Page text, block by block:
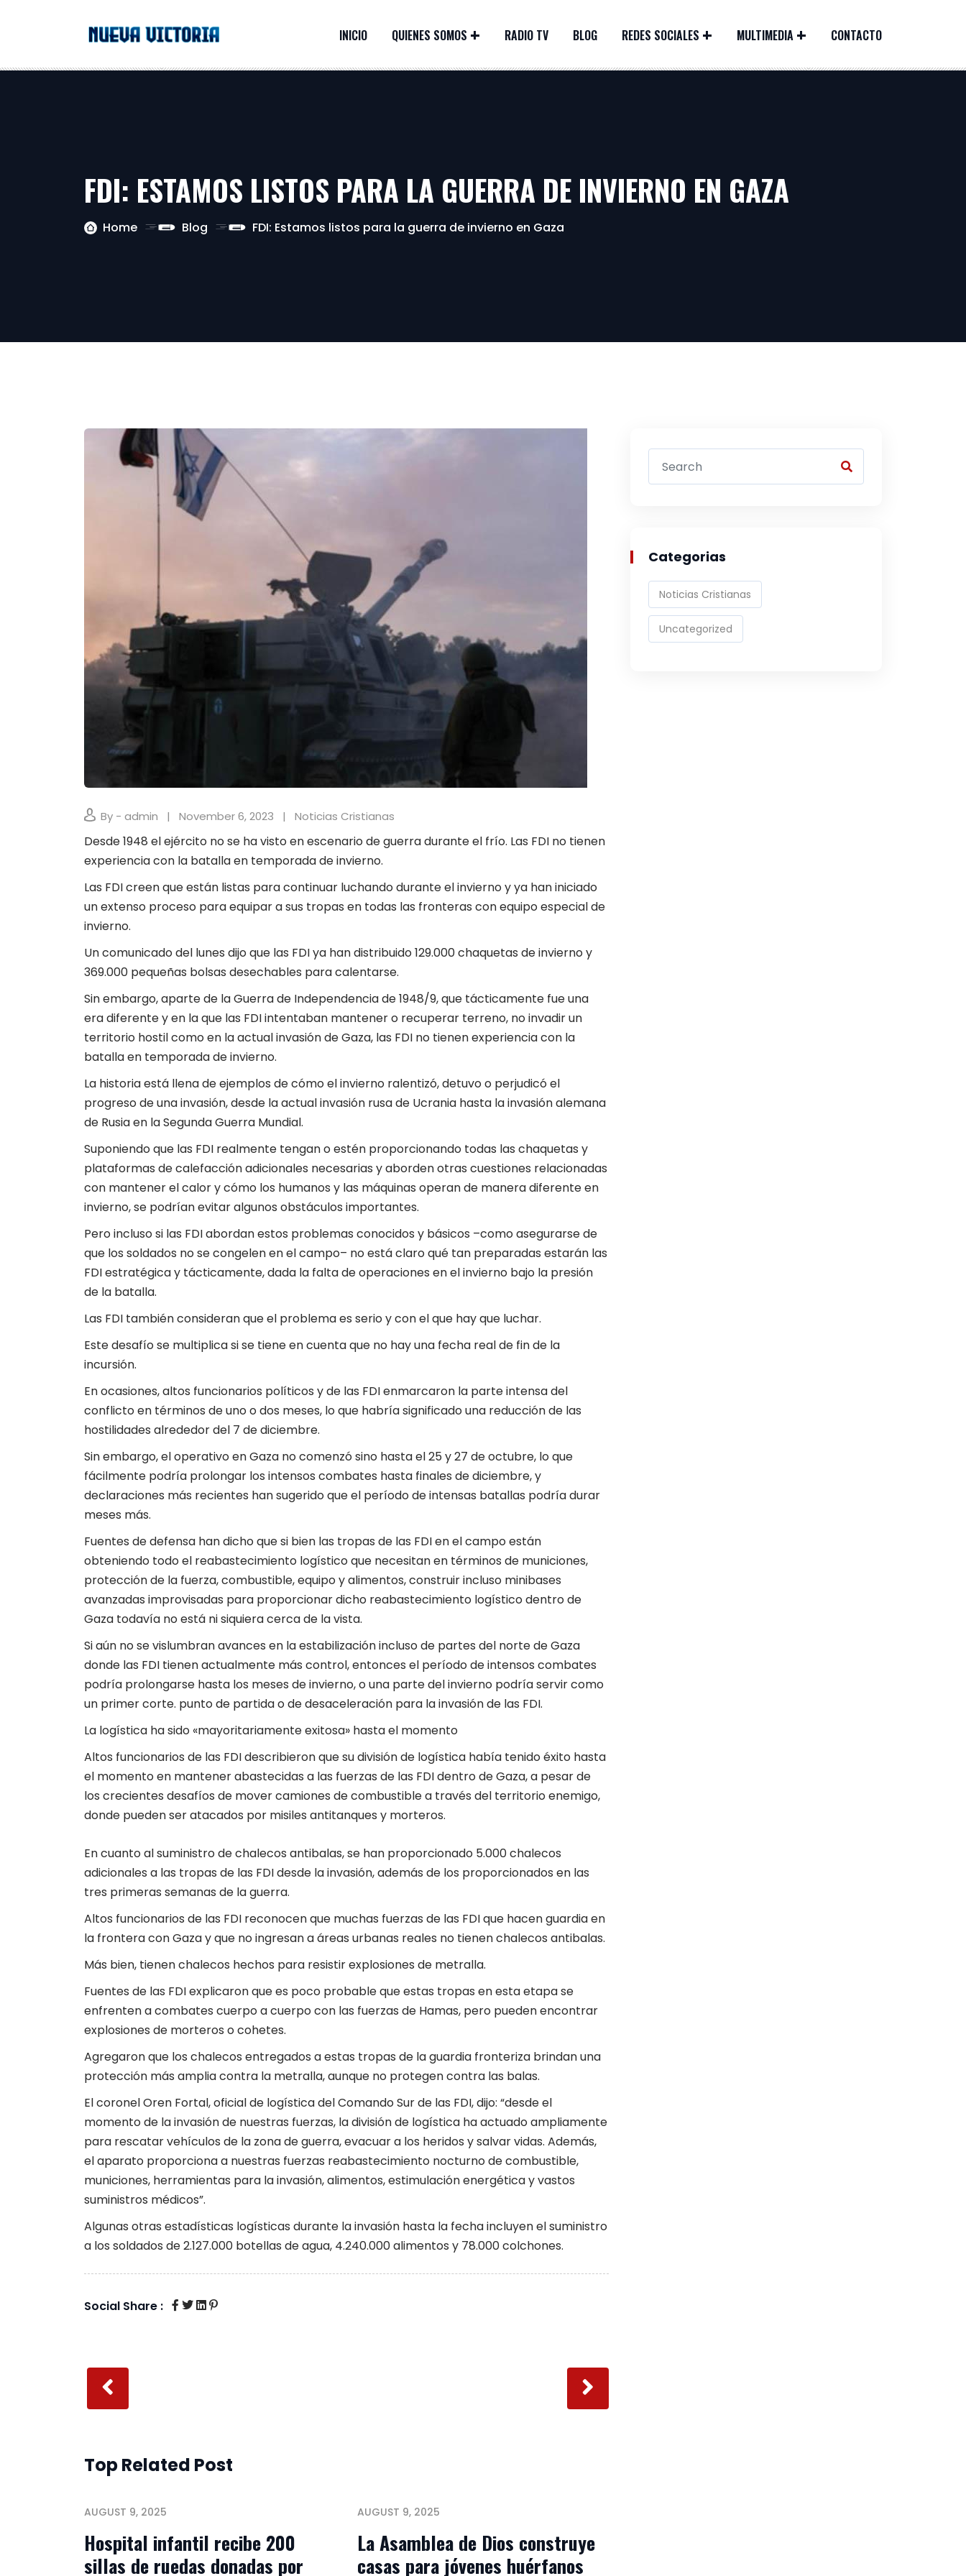
INICIO QUIENES SOMOS RADIO TV BLOG REDES SOCIALES MULTIMEDIA CONTACTO
FDI: ESTAMOS LISTOS PARA LA GUERRA DE INVIERNO EN GAZA
Home Blog FDI: Estamos listos para la guerra de invierno en Gaza
By - admin November 6, 2023 Noticias Cristianas
Desde 1948 el ejército no se ha visto en escenario de guerra durante el frío. Las FDI no tienen
experiencia con la batalla en temporada de invierno.
Las FDI creen que están listas para continuar luchando durante el invierno y ya han iniciado
un extenso proceso para equipar a sus tropas en todas las fronteras con equipo especial de
invierno.
Un comunicado del lunes dijo que las FDI ya han distribuido 129.000 chaquetas de invierno y
369.000 pequeñas bolsas desechables para calentarse.
Sin embargo, aparte de la Guerra de Independencia de 1948/9, que tácticamente fue una
era diferente y en la que las FDI intentaban mantener o recuperar terreno, no invadir un
territorio hostil como en la actual invasión de Gaza, las FDI no tienen experiencia con la
batalla en temporada de invierno.
La historia está llena de ejemplos de cómo el invierno ralentizó, detuvo o perjudicó el
progreso de una invasión, desde la actual invasión rusa de Ucrania hasta la invasión alemana
de Rusia en la Segunda Guerra Mundial.
Suponiendo que las FDI realmente tengan o estén proporcionando todas las chaquetas y
plataformas de calefacción adicionales necesarias y aborden otras cuestiones relacionadas
con mantener el calor y cómo los humanos y las máquinas operan de manera diferente en
invierno, se podrían evitar algunos obstáculos importantes.
Pero incluso si las FDI abordan estos problemas conocidos y básicos –como asegurarse de
que los soldados no se congelen en el campo– no está claro qué tan preparadas estarán las
FDI estratégica y tácticamente, dada la falta de operaciones en el invierno bajo la presión
de la batalla.
Las FDI también consideran que el problema es serio y con el que hay que luchar.
Este desafío se multiplica si se tiene en cuenta que no hay una fecha real de fin de la
incursión.
En ocasiones, altos funcionarios políticos y de las FDI enmarcaron la parte intensa del
conflicto en términos de uno o dos meses, lo que habría significado una reducción de las
hostilidades alrededor del 7 de diciembre.
Sin embargo, el operativo en Gaza no comenzó sino hasta el 25 y 27 de octubre, lo que
fácilmente podría prolongar los intensos combates hasta finales de diciembre, y
declaraciones más recientes han sugerido que el período de intensas batallas podría durar
meses más.
Fuentes de defensa han dicho que si bien las tropas de las FDI en el campo están
obteniendo todo el reabastecimiento logístico que necesitan en términos de municiones,
protección de la fuerza, combustible, equipo y alimentos, construir incluso minibases
avanzadas improvisadas para proporcionar dicho reabastecimiento logístico dentro de
Gaza todavía no está ni siquiera cerca de la vista.
Si aún no se vislumbran avances en la estabilización incluso de partes del norte de Gaza
donde las FDI tienen actualmente más control, entonces el período de intensos combates
podría prolongarse hasta los meses de invierno, o una parte del invierno podría servir como
un primer corte. punto de partida o de desaceleración para la invasión de las FDI.
La logística ha sido «mayoritariamente exitosa» hasta el momento
Altos funcionarios de las FDI describieron que su división de logística había tenido éxito hasta
el momento en mantener abastecidas a las fuerzas de las FDI dentro de Gaza, a pesar de
los crecientes desafíos de mover camiones de combustible a través del territorio enemigo,
donde pueden ser atacados por misiles antitanques y morteros.
En cuanto al suministro de chalecos antibalas, se han proporcionado 5.000 chalecos
adicionales a las tropas de las FDI desde la invasión, además de los proporcionados en las
tres primeras semanas de la guerra.
Altos funcionarios de las FDI reconocen que muchas fuerzas de las FDI que hacen guardia en
la frontera con Gaza y que no ingresan a áreas urbanas reales no tienen chalecos antibalas.
Más bien, tienen chalecos hechos para resistir explosiones de metralla.
Fuentes de las FDI explicaron que es poco probable que estas tropas en esta etapa se
enfrenten a combates cuerpo a cuerpo con las fuerzas de Hamas, pero pueden encontrar
explosiones de morteros o cohetes.
Agregaron que los chalecos entregados a estas tropas de la guardia fronteriza brindan una
protección más amplia contra la metralla, aunque no protegen contra las balas.
El coronel Oren Fortal, oficial de logística del Comando Sur de las FDI, dijo: “desde el
momento de la invasión de nuestras fuerzas, la división de logística ha actuado ampliamente
para rescatar vehículos de la zona de guerra, evacuar a los heridos y salvar vidas. Además,
el aparato proporciona a nuestras fuerzas reabastecimiento nocturno de combustible,
municiones, herramientas para la invasión, alimentos, estimulación energética y vastos
suministros médicos”.
Algunas otras estadísticas logísticas durante la invasión hasta la fecha incluyen el suministro
a los soldados de 2.127.000 botellas de agua, 4.240.000 alimentos y 78.000 colchones.
Social Share :
Top Related Post
AUGUST 9, 2025
Hospital infantil recibe 200
sillas de ruedas donadas por
AUGUST 9, 2025
La Asamblea de Dios construye
casas para jóvenes huérfanos
Categorias
Noticias Cristianas
Uncategorized